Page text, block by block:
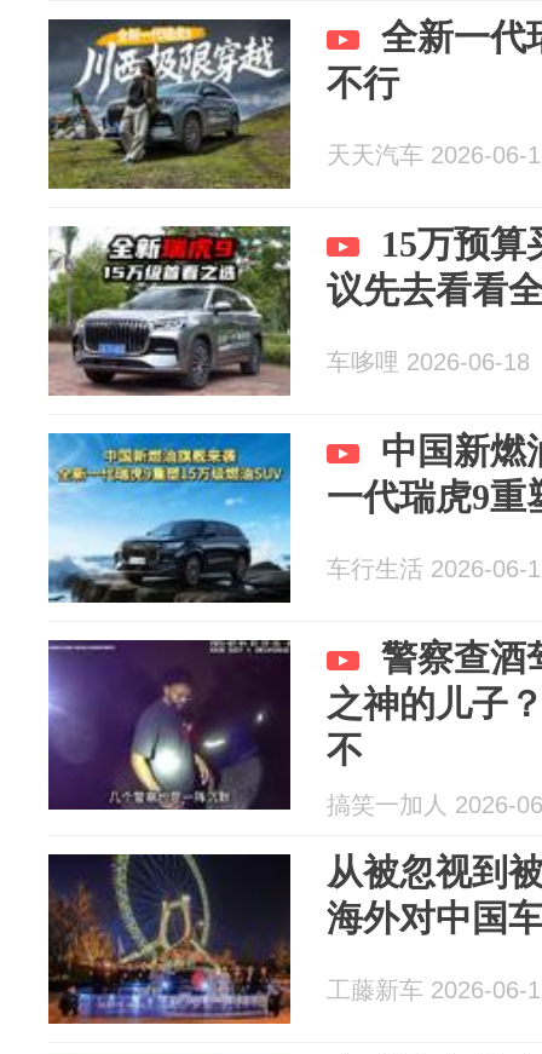
全新一代
不行
天天汽车 2026-06-
15万预算
议先去看看
车哆哩 2026-06-18
中国新燃
一代瑞虎9重
车行生活 2026-06-
警察查酒
之神的儿子
不
搞笑一加人 2026-
从被忽视到
海外对中国
工藤新车 2026-06-